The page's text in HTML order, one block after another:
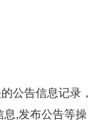
公告信息记录，
,发布公告等操